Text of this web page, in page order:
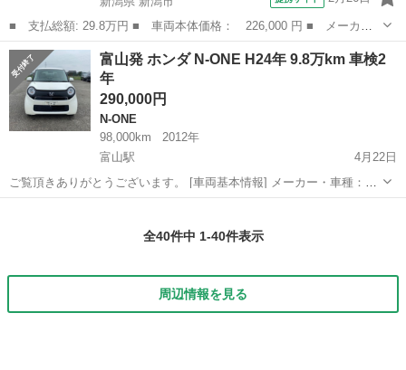
■ 支払総額: 29.8万円 ■ 車両本体価格： 226,000 円 ■ メーカー
名： ホンダ ■ 車種名： Ｎ－ＯＮＥ ■ グレード名： Ｇ・Ｌパ
ッケージ ■ 排気量： 660cc ■ ドア枚数： 5D ■ ミッション：...
新潟 新潟市 N-ONE
富山発 ホンダ N-ONE H24年 9.8万km 車検2
年
290,000円
N-ONE
98,000km
2012年
富山駅
4月22日
ご覧頂きありがとうございます。 [車両基本情報] メーカー・車種：ホ
ンダ N-ONE 走行距離：9.8万km 年式：平成24年 車検：車検2年つけ
全40件中 1-40件表示
周辺情報を見る